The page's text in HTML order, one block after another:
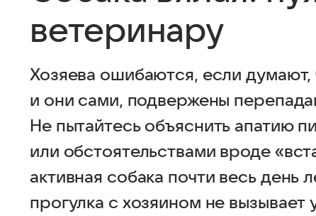
ветеринару
Хозяева ошибаются, если
и они сами, подвержены
Не пытайтесь объяснить апатию
или обстоятельствами вроде
активная собака почти весь
прогулка с хозяином не